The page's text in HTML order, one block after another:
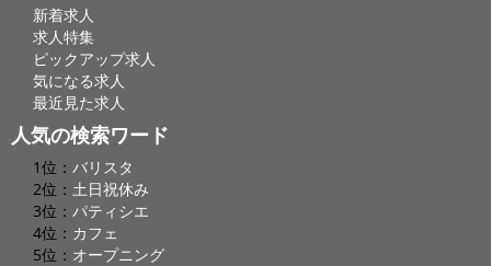
新着求人
求人特集
ピックアップ求人
気になる求人
最近見た求人
人気の検索ワード
1位： バリスタ
2位： 土日祝休み
3位： パティシエ
4位： カフェ
5位： オープニング